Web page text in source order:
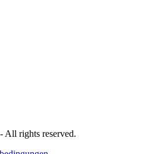
- All rights reserved.